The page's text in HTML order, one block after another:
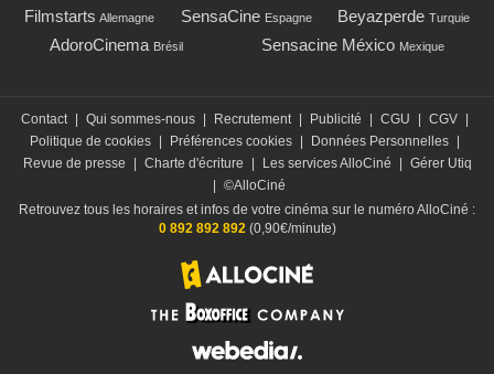
Filmstarts Allemagne SensaCine Espagne Beyazperde Turquie
AdoroCinema Brésil Sensacine México Mexique
Contact Qui sommes-nous Recrutement Publicité CGU CGV
Politique de cookies
Préférences cookies Données Personnelles
Revue de presse
Charte d'écriture Les services AlloCiné
Gérer Utiq
©AlloCiné
Retrouvez tous les horaires et infos de votre cinéma sur le numéro AlloCiné :
0 892 892 892(0,90€/minute)